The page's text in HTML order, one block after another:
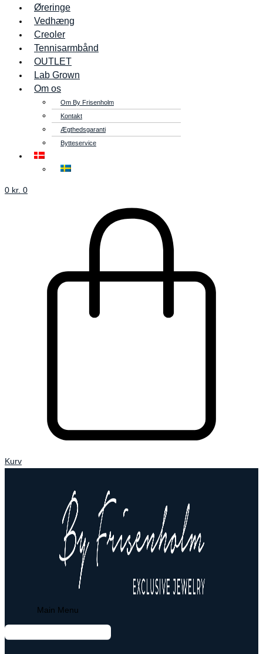
Øreringe
Vedhæng
Creoler
Tennisarmbånd
OUTLET
Lab Grown
Om os
Om By Frisenholm
Kontakt
Ægthedsgaranti
Bytteservice
0 kr. 0
Kurv
Main Menu